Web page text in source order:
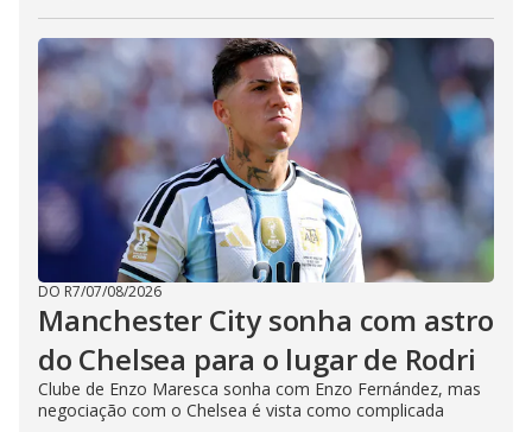
DO R7/07/08/2026
Manchester City sonha com astro
do Chelsea para o lugar de Rodri
Clube de Enzo Maresca sonha com Enzo Fernández, mas
negociação com o Chelsea é vista como complicada